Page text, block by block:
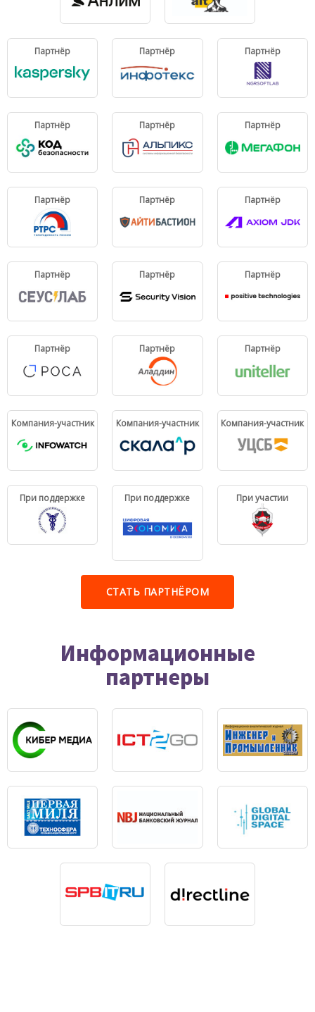
Партнёр Партнёр Партнёр
Партнёр Партнёр Партнёр
Партнёр Партнёр Партнёр
Партнёр Партнёр Партнёр
Партнёр Партнёр Партнёр
Компания-участник Компания-участник Компания-участник
При поддержке При поддержке При участии
СТАТЬ ПАРТНЁРОМ
Информационные
партнеры